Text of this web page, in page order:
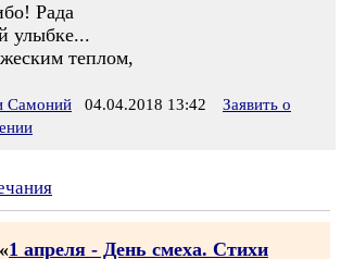
Рада
улыбке...
теплом,
Самоний 04.04.2018 13:42
Заявить о
1 апреля - День смеха. Стихи